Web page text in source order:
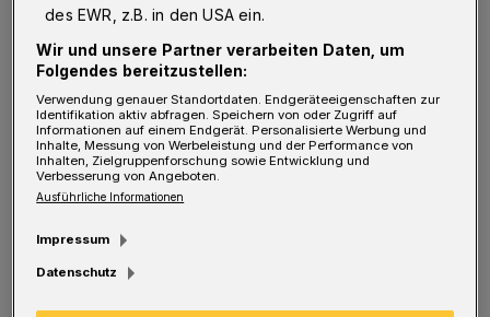
Von Joachim Macheroux
D as Bier braut Udo Kirschbaum in der
hinter der Theke. Gärbottiche, Sudpfannen
und Bierkrüge sind Relikte, die der
des EWR, z.B. in den USA ein.
Wir und unsere Partner verarbeiten Daten, um
Folgendes bereitzustellen:
Verwendung genauer Standortdaten. Endgeräteeigenschaften zur
Identifikation aktiv abfragen. Speichern von oder Zugriff auf
Informationen auf einem Endgerät. Personalisierte Werbung und
Inhalte, Messung von Werbeleistung und der Performance von
Inhalten, Zielgruppenforschung sowie Entwicklung und
Verbesserung von Angeboten.
Ausführliche Informationen
Impressum
Datenschutz